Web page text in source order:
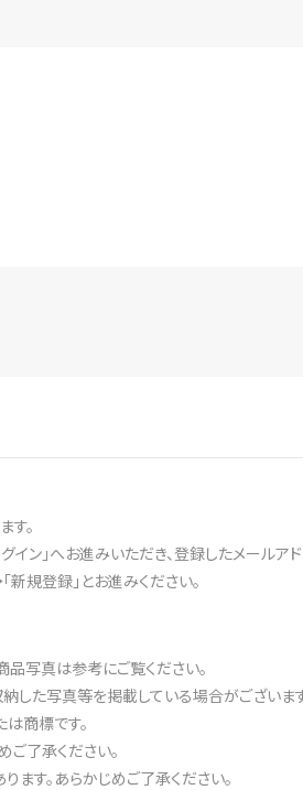
。
」へお進みいただき、登録したメールアド
規登録」とお進みください。
品写真は参考にご覧ください。
した写真等を掲載している場合がございま
商標です。
了承ください。
す。あらかじめご了承ください。